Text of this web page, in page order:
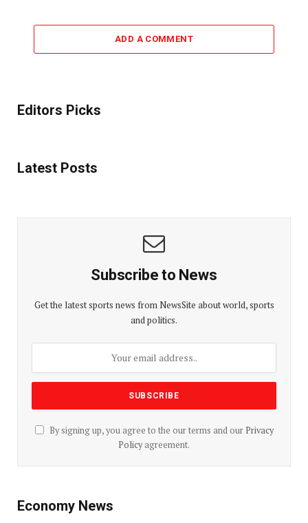
ADD A COMMENT
Editors Picks
Latest Posts
Subscribe to News
Get the latest sports news from NewsSite about world, sports
and politics.
By signing up, you agree to the our terms and our Privacy
Policyagreement.
Economy News